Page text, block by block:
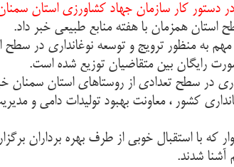
دستور کار سازمان جهاد کشاورزی استان
همزمان با هفته منابع طبیعی خبر داد.
به منظور ترویج و توسعه نوغانداری در سطح
در سطح تعدادی از روستاهای استان
کشور ، معاونت بهبود تولیدات دامی و
که با استقبال خوبی از طرف بهره برداران
آشنا شدند.